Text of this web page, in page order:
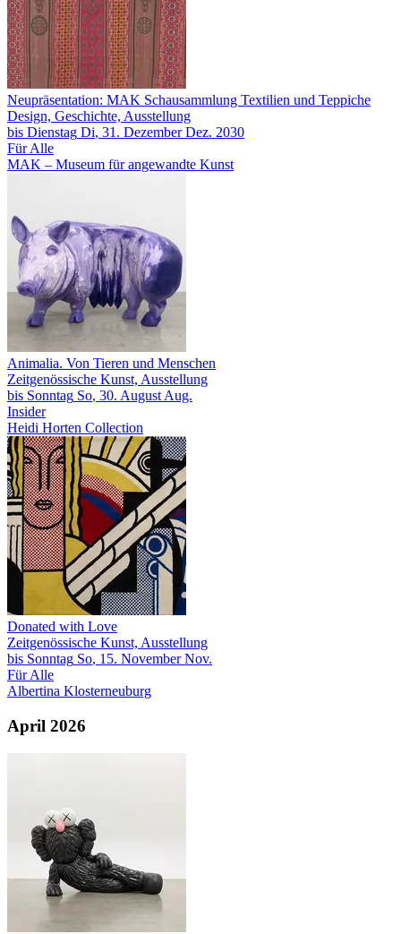
Neupräsentation: MAK Schausammlung Textilien und Teppiche
Design, Geschichte, Ausstellung
bis Dienstag Di, 31. Dezember Dez. 2030
Für Alle
MAK – Museum für angewandte Kunst
Animalia. Von Tieren und Menschen
Zeitgenössische Kunst, Ausstellung
bis Sonntag So, 30. August Aug.
Insider
Heidi Horten Collection
Donated with Love
Zeitgenössische Kunst, Ausstellung
bis Sonntag So, 15. November Nov.
Für Alle
Albertina Klosterneuburg
April 2026